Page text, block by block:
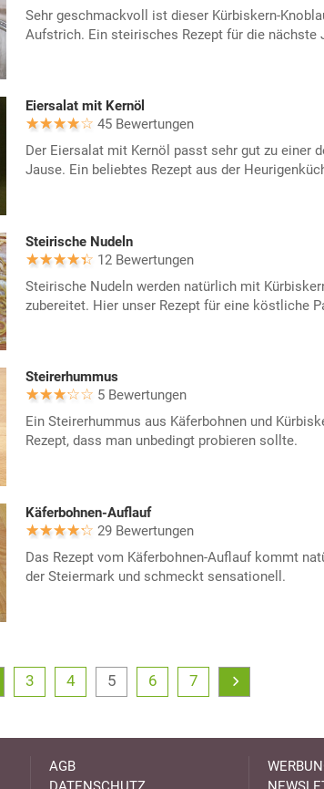
Sehr geschmackvoll ist dieser Kürbiskern-
Aufstrich. Ein steirisches Rezept für die nächste
Eiersalat mit Kernöl
45 Bewertungen
Der Eiersalat mit Kernöl passt sehr gut zu einer
Jause. Ein beliebtes Rezept aus der
Steirische Nudeln
12 Bewertungen
Steirische Nudeln werden natürlich mit
zubereitet. Hier unser Rezept für eine köstliche
Steirerhummus
5 Bewertungen
Ein Steirerhummus aus Käferbohnen und
Rezept, dass man unbedingt probieren sollte.
Käferbohnen-Auflauf
29 Bewertungen
Das Rezept vom Käferbohnen-Auflauf kommt
der Steiermark und schmeckt sensationell.
3 4 5 6 7
AGB